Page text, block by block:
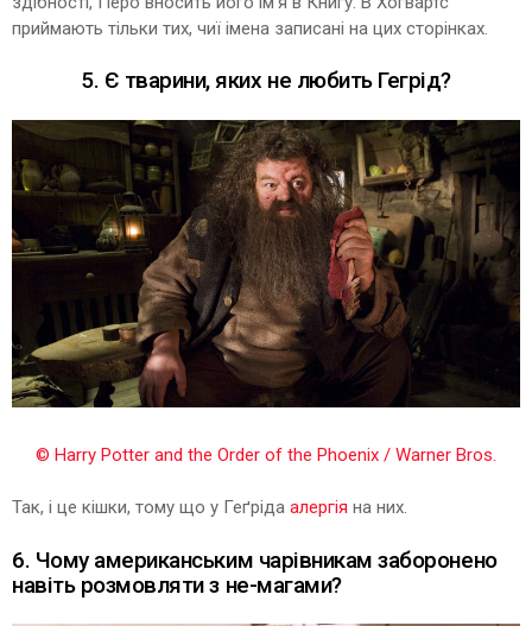
приймають тільки тих, чиї імена записані на цих сторінках.
5. Є тварини, яких не любить Гегрід?
© Harry Potter and the Order of the Phoenix / Warner Bros.
Так, і це кішки, тому що у Геґріда алергія на них.
6. Чому американським чарівникам заборонено
навіть розмовляти з не-магами?